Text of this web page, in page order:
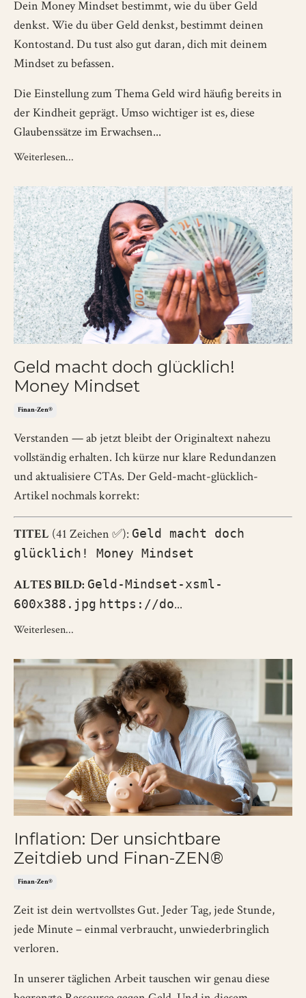
Dein Money Mindset bestimmt, wie du über Geld
denkst. Wie du über Geld denkst, bestimmt deinen
Kontostand. Du tust also gut daran, dich mit deinem
Mindset zu befassen.
Die Einstellung zum Thema Geld wird häufig bereits in
der Kindheit geprägt. Umso wichtiger ist es, diese
Glaubenssätze im Erwachsen...
Weiterlesen...
Geld macht doch glücklich!
Money Mindset
Finan-Zen®
Verstanden — ab jetzt bleibt der Originaltext nahezu
vollständig erhalten. Ich kürze nur klare Redundanzen
und aktualisiere CTAs. Der Geld-macht-glücklich-
Artikel nochmals korrekt:
TITEL (41 Zeichen ✅): Geld macht doch
glücklich! Money Mindset
ALTES BILD: Geld-Mindset-xsml-
600x388.jpg https://do...
Weiterlesen...
Inflation: Der unsichtbare
Zeitdieb und Finan-ZEN®
Finan-Zen®
Zeit ist dein wertvollstes Gut. Jeder Tag, jede Stunde,
jede Minute – einmal verbraucht, unwiederbringlich
verloren.
In unserer täglichen Arbeit tauschen wir genau diese